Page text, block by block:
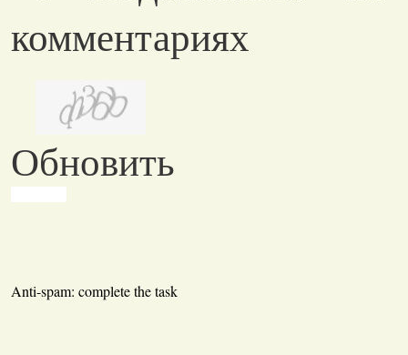
комментариях
Обновить
Anti-spam: complete the task